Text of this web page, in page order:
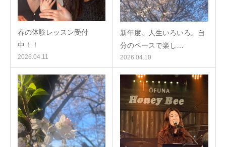
春の体験レッスン受付
中！！
2026.04.11
新年度。人生いろいろ。自
分のペースで楽し…
2026.04.10